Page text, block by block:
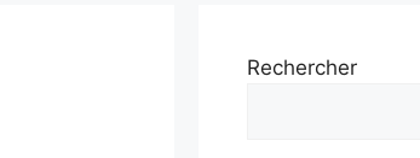
Rechercher